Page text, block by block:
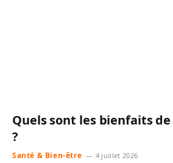
Quels sont les bienfaits de
?
Santé & Bien-être 4 juillet 2026